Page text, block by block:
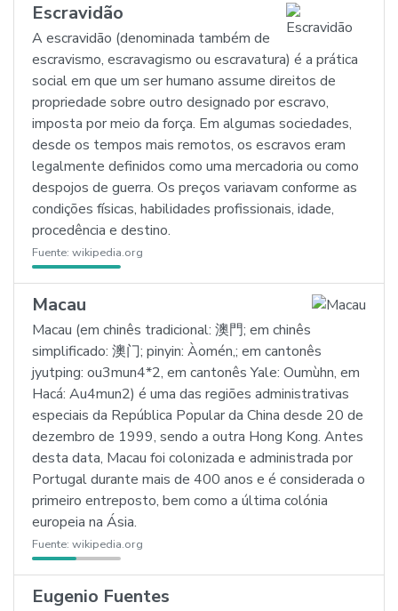
Escravidão
A escravidão (denominada também de
escravismo, escravagismo ou escravatura) é a prática
social em que um ser humano assume direitos de
propriedade sobre outro designado por escravo,
imposta por meio da força. Em algumas sociedades,
desde os tempos mais remotos, os escravos eram
legalmente definidos como uma mercadoria ou como
despojos de guerra. Os preços variavam conforme as
condições físicas, habilidades profissionais, idade,
procedência e destino.
Fuente: wikipedia.org
Macau
Macau (em chinês tradicional: 澳門; em chinês
simplificado: 澳门; pinyin: Àomén,; em cantonês
jyutping: ou3mun4*2, em cantonês Yale: Oumùhn, em
Hacá: Au4mun2) é uma das regiões administrativas
especiais da República Popular da China desde 20 de
dezembro de 1999, sendo a outra Hong Kong. Antes
desta data, Macau foi colonizada e administrada por
Portugal durante mais de 400 anos e é considerada o
primeiro entreposto, bem como a última colónia
europeia na Ásia.
Fuente: wikipedia.org
Eugenio Fuentes